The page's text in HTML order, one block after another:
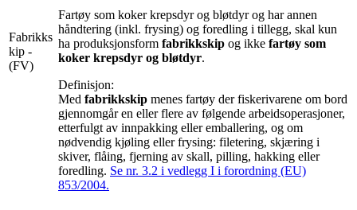
Fabrikks
kip -
(FV)
Fartøy som koker krepsdyr og bløtdyr og har annen
håndtering (inkl. frysing) og foredling i tillegg, skal kun
ha produksjonsform fabrikkskip og ikke fartøy som
koker krepsdyr og bløtdyr.
Definisjon:
Med fabrikkskip menes fartøy der fiskerivarene om bord
gjennomgår en eller flere av følgende arbeidsoperasjoner,
etterfulgt av innpakking eller emballering, og om
nødvendig kjøling eller frysing: filetering, skjæring i
skiver, flåing, fjerning av skall, pilling, hakking eller
foredling. Se nr. 3.2 i vedlegg I i forordning (EU)
853/2004.